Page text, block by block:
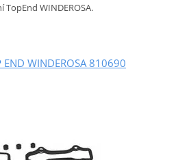
TopEnd WINDEROSA.
WINDEROSA 810690